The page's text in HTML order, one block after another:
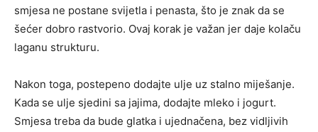
smjesa ne postane svijetla i penasta, što je znak da se
šećer dobro rastvorio. Ovaj korak je važan jer daje kolaču
laganu strukturu.
Nakon toga, postepeno dodajte ulje uz stalno miješanje.
Kada se ulje sjedini sa jajima, dodajte mleko i jogurt.
Smjesa treba da bude glatka i ujednačena, bez vidljivih